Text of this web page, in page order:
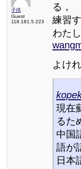
子供
Guest
118.181.5.223
る，
練習
わた
よけ
現在
るた
中国
語が
日本